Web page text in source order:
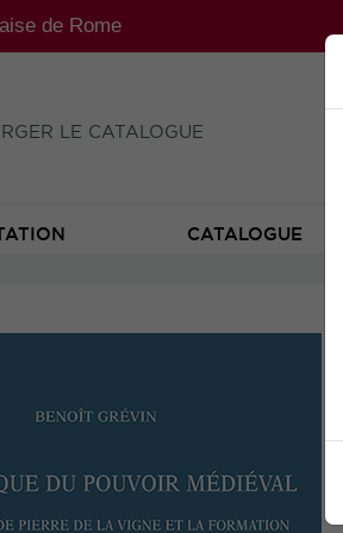
de Rome
LE CATALOGUE
CATALOGUE